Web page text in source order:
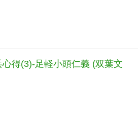
心得(3)-足軽小頭仁義 (双葉文